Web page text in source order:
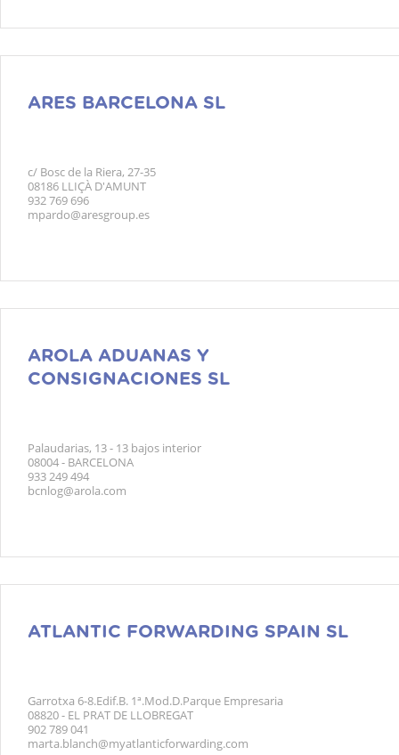
ARES BARCELONA SL
c/ Bosc de la Riera, 27-35
08186 LLIÇÀ D'AMUNT
932 769 696
mpardo@aresgroup.es
AROLA ADUANAS Y
CONSIGNACIONES SL
Palaudarias, 13 - 13 bajos interior
08004 - BARCELONA
933 249 494
bcnlog@arola.com
ATLANTIC FORWARDING SPAIN SL
Garrotxa 6-8.Edif.B. 1ª.Mod.D.Parque Empresaria
08820 - EL PRAT DE LLOBREGAT
902 789 041
marta.blanch@myatlanticforwarding.com